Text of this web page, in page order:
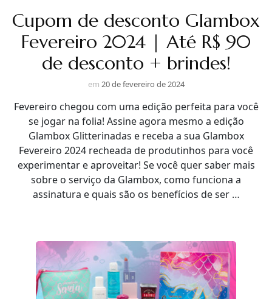
Cupom de desconto Glambox
Fevereiro 2024 | Até R$ 90
de desconto + brindes!
em 20 de fevereiro de 2024
Fevereiro chegou com uma edição perfeita para você
se jogar na folia! Assine agora mesmo a edição
Glambox Glitterinadas e receba a sua Glambox
Fevereiro 2024 recheada de produtinhos para você
experimentar e aproveitar! Se você quer saber mais
sobre o serviço da Glambox, como funciona a
assinatura e quais são os benefícios de ser …